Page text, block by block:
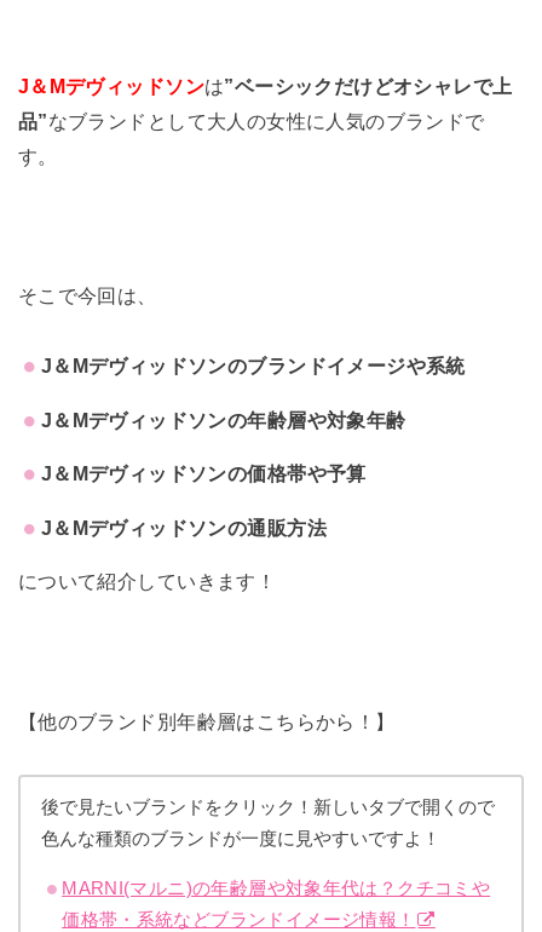
J＆Mデヴィッドソンは”ベーシックだけどオシャレで上
品”なブランドとして大人の女性に人気のブランドで
す。
そこで今回は、
J＆Mデヴィッドソンのブランドイメージや系統
J＆Mデヴィッドソンの年齢層や対象年齢
J＆Mデヴィッドソンの価格帯や予算
J＆Mデヴィッドソンの通販方法
について紹介していきます！
【他のブランド別年齢層はこちらから！】
後で見たいブランドをクリック！新しいタブで開くので
色んな種類のブランドが一度に見やすいですよ！
MARNI(マルニ)の年齢層や対象年代は？クチコミや
価格帯・系統などブランドイメージ情報！